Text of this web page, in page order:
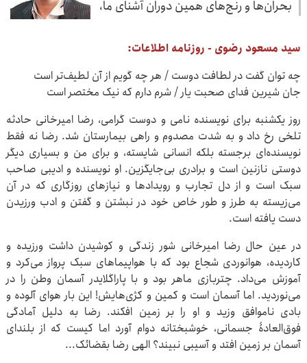
بحران‌ها و رنج‌های همین دوران آشنای ما،
سید مسعود رضوی - روزنامه اطلاعات:
چه توان گفت در لطافت دوست / هر چه گویم از آن لطیف‌تر است
جان شیرین فدای صحبت یار / شرم دارم که نیک مختصر است
روز یکشنبه برای نویسنده نامی و دوست گرامی، رضا امیرخانی حادثه
تلخی رخ داد و به شدت مصدوم و راهی بیمارستان شد. رضا نه فقط
نویسنده‌ای برجسته بلکه انسانی شایسته، و برای من و بسیاری دیگر
دوستی نازنین است و برادری بی‌جایگزین. او نویسنده و ادیبی صاحب
سبک است و از دل تجارب و رویدادها و نیازهای روزگاری که در آن
می‌زیسته به طرز و طور خاص خود در نبشتن و گفتن و ادب ورزیدن
دست یافته است.
در عین حال رضا امیرخانی شور زندگی و کوشیدن داشت ورزیده و
کاردیده، هوانوردی شجاع بود که با هواپیماهای سبک پرواز می‌کرد و
آموزش می‌داد. چتربازی ماهر بود و با پاراگلایدر آسمان وطن را در
می‌نوردید. اما آسمان است و کمین و کژی‌هایش! این بار هوای آلوده و
بادی ناموافق وزید و او را بر زمین افکند. رضا به دلیل آمادگی
فوق‌العادۀ جسمانی، خوشبختانه دوام آورد اما کیست که از بلندای
آسمان بر زمین افتد و آسیبی نبیند؟ الهی رضا بقضائک...